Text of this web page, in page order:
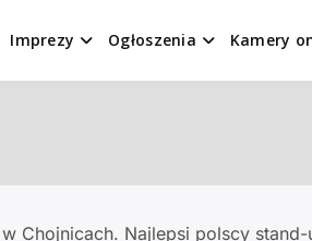
Imprezy Ogłoszenia Kamery
Chojnicach. Najlepsi polscy